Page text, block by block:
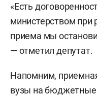
«Есть
министерством при
приема мы
— отметил депутат.
Напомним,
вузы на